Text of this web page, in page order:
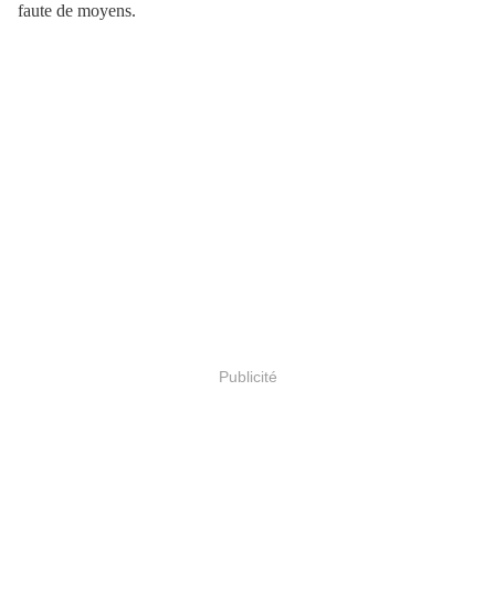
faute de moyens.
Publicité